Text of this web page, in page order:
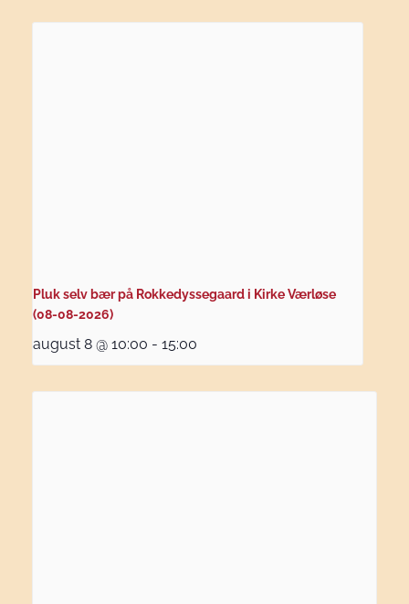
Pluk selv bær på Rokkedyssegaard i Kirke Værløse
(08-08-2026)
august 8 @ 10:00 - 15:00